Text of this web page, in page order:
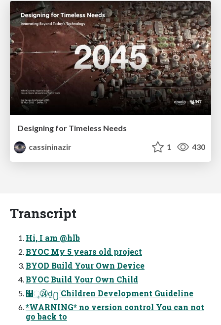
Designing for Timeless Needs
cassininazir
1 430
Transcript
Hi, I am @hlb
BYOC My 5 years old project
BYOD Build Your Own Device
BYOC Build Your Own Child
௓ୢ㉔ḏ႐ؔ Children Development Guideline
*WARNING* no version control You can not
go back to